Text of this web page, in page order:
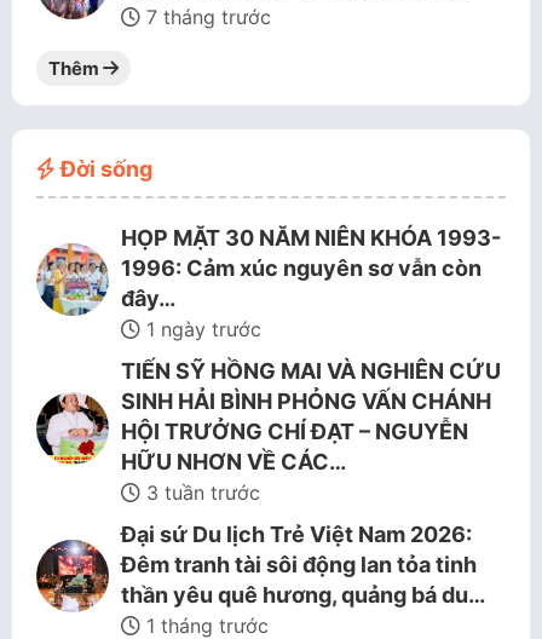
7 tháng trước
Thêm
Đời sống
HỌP MẶT 30 NĂM NIÊN KHÓA 1993-
1996: Cảm xúc nguyên sơ vẫn còn
đây…
1 ngày trước
TIẾN SỸ HỒNG MAI VÀ NGHIÊN CỨU
SINH HẢI BÌNH PHỎNG VẤN CHÁNH
HỘI TRƯỞNG CHÍ ĐẠT – NGUYỄN
HỮU NHƠN VỀ CÁC…
3 tuần trước
Đại sứ Du lịch Trẻ Việt Nam 2026:
Đêm tranh tài sôi động lan tỏa tinh
thần yêu quê hương, quảng bá du…
1 tháng trước